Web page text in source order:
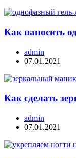
Как наносить
admin
07.01.2021
Как сделать
admin
07.01.2021